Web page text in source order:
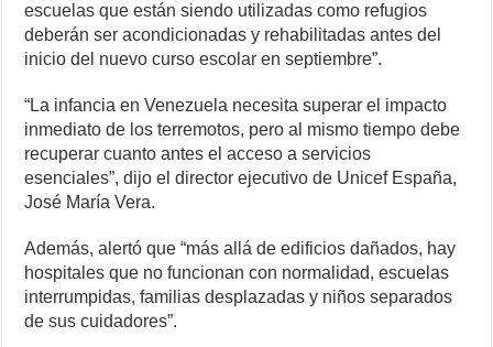
escuelas que están siendo utilizadas como refugios
deberán ser acondicionadas y rehabilitadas antes del
inicio del nuevo curso escolar en septiembre”.
“La infancia en Venezuela necesita superar el impacto
inmediato de los terremotos, pero al mismo tiempo debe
recuperar cuanto antes el acceso a servicios
esenciales”, dijo el director ejecutivo de Unicef España,
José María Vera.
Además, alertó que “más allá de edificios dañados, hay
hospitales que no funcionan con normalidad, escuelas
interrumpidas, familias desplazadas y niños separados
de sus cuidadores”.